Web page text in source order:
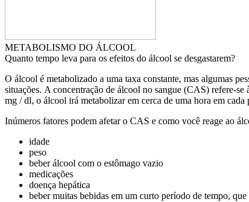
METABOLISMO DO ÁLCOOL
Quanto tempo leva para os efeitos do álcool se desgastarem?
O álcool é metabolizado a uma taxa constante, mas algumas
situações. A concentração de álcool no sangue (CAS) refere-
mg / dl, o álcool irá metabolizar em cerca de uma hora em
Inúmeros fatores podem afetar o CAS e como você reage ao
idade
peso
beber álcool com o estômago vazio
medicações
doença hepática
beber muitas bebidas em um curto período de tempo,